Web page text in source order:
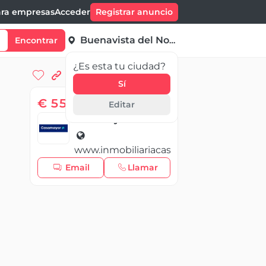
empresasAcceder Registrar anuncio
Encontrar Buenavista del Norte
¿Es esta tu ciudad?
Sí
Editar
€ 550,00
/ Mes
www.inmobiliariacasamayor.com
Email Llamar